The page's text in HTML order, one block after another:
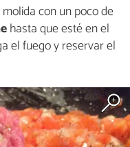
con un poco de
hasta que esté en el
el fuego y reservar el